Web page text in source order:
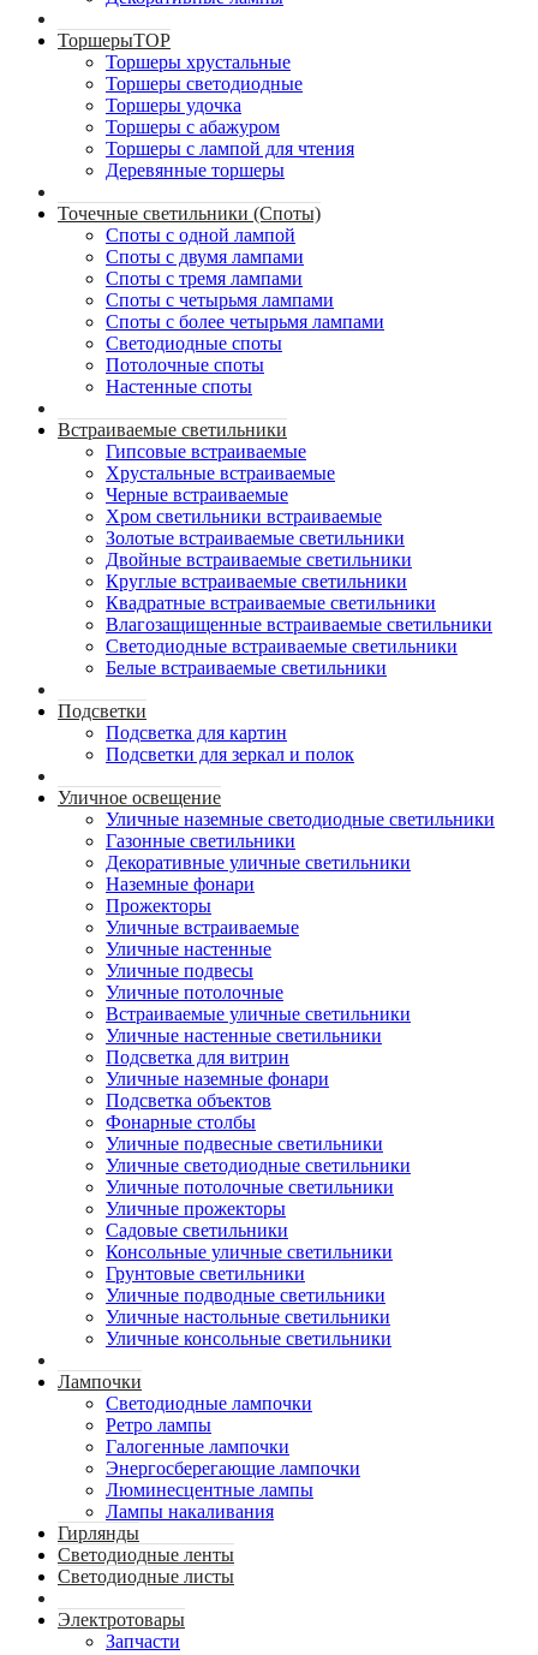
ТоршерыTOP
Торшеры хрустальные
Торшеры светодиодные
Торшеры удочка
Торшеры с абажуром
Торшеры с лампой для чтения
Деревянные торшеры
Точечные светильники (Споты)
Споты с одной лампой
Споты с двумя лампами
Споты с тремя лампами
Споты с четырьмя лампами
Споты с более четырьмя лампами
Светодиодные споты
Потолочные споты
Настенные споты
Встраиваемые светильники
Гипсовые встраиваемые
Хрустальные встраиваемые
Черные встраиваемые
Хром светильники встраиваемые
Золотые встраиваемые светильники
Двойные встраиваемые светильники
Круглые встраиваемые светильники
Квадратные встраиваемые светильники
Влагозащищенные встраиваемые светильники
Светодиодные встраиваемые светильники
Белые встраиваемые светильники
Подсветки
Подсветка для картин
Подсветки для зеркал и полок
Уличное освещение
Уличные наземные светодиодные светильники
Газонные светильники
Декоративные уличные светильники
Наземные фонари
Прожекторы
Уличные встраиваемые
Уличные настенные
Уличные подвесы
Уличные потолочные
Встраиваемые уличные светильники
Уличные настенные светильники
Подсветка для витрин
Уличные наземные фонари
Подсветка объектов
Фонарные столбы
Уличные подвесные светильники
Уличные светодиодные светильники
Уличные потолочные светильники
Уличные прожекторы
Садовые светильники
Консольные уличные светильники
Грунтовые светильники
Уличные подводные светильники
Уличные настольные светильники
Уличные консольные светильники
Лампочки
Светодиодные лампочки
Ретро лампы
Галогенные лампочки
Энергосберегающие лампочки
Люминесцентные лампы
Лампы накаливания
Гирлянды
Светодиодные ленты
Светодиодные листы
Электротовары
Запчасти